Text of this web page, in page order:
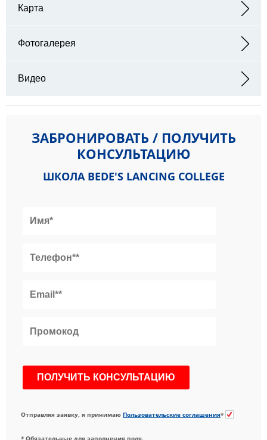
Карта
Фотогалерея
Видео
ЗАБРОНИРОВАТЬ / ПОЛУЧИТЬ
КОНСУЛЬТАЦИЮ
ШКОЛА BEDE'S LANCING COLLEGE
Отправляя заявку, я принимаю Пользовательские соглашения*
* Обязательные для заполнения поля.